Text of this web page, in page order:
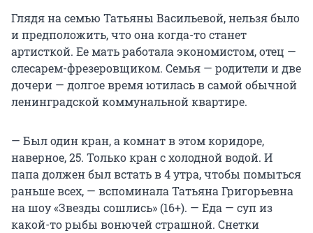
Глядя на семью Татьяны Васильевой, нельзя было
и предположить, что она когда-то станет
артисткой. Ее мать работала экономистом, отец —
слесарем-фрезеровщиком. Семья — родители и две
дочери — долгое время ютилась в самой обычной
ленинградской коммунальной квартире.
— Был один кран, а комнат в этом коридоре,
наверное, 25. Только кран с холодной водой. И
папа должен был встать в 4 утра, чтобы помыться
раньше всех, — вспоминала Татьяна Григорьевна
на шоу «Звезды сошлись» (16+). — Еда — суп из
какой-то рыбы вонючей страшной. Снетки